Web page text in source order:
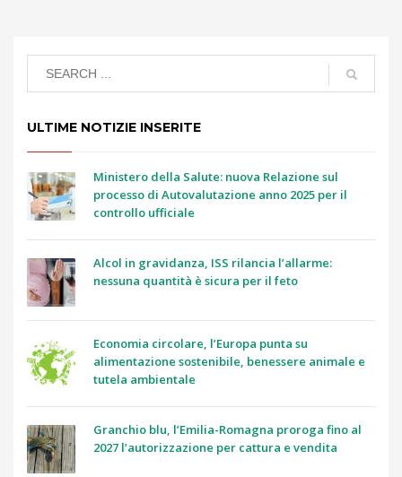
ULTIME NOTIZIE INSERITE
Ministero della Salute: nuova Relazione sul
processo di Autovalutazione anno 2025 per il
controllo ufficiale
Alcol in gravidanza, ISS rilancia l’allarme:
nessuna quantità è sicura per il feto
Economia circolare, l’Europa punta su
alimentazione sostenibile, benessere animale e
tutela ambientale
Granchio blu, l’Emilia-Romagna proroga fino al
2027 l’autorizzazione per cattura e vendita